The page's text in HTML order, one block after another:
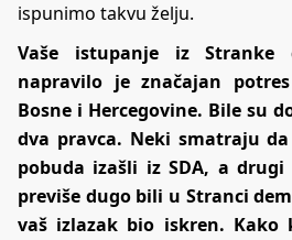
ispunimo takvu želju.
Vaše istupanje iz Stranke
napravilo je značajan
Bosne i Hercegovine. Bile su
dva pravca. Neki smatraju
pobuda izašli iz SDA, a
previše dugo bili u Stranci
vaš izlazak bio iskren. Kako